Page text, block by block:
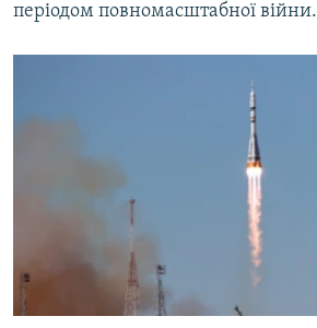
періодом повномасштабної війни.